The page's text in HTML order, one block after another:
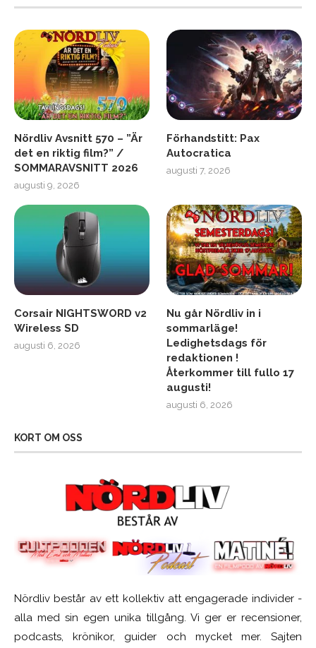
Nördliv Avsnitt 570 – ”Är
det en riktig film?” /
SOMMARAVSNITT 2026
augusti 9, 2026
Förhandstitt: Pax
Autocratica
augusti 7, 2026
Corsair NIGHTSWORD v2
Wireless SD
augusti 6, 2026
Nu går Nördliv in i
sommarläge!
Ledighetsdags för
redaktionen !
Återkommer till fullo 17
augusti!
augusti 6, 2026
KORT OM OSS
Nördliv består av ett kollektiv att engagerade individer -
alla med sin egen unika tillgång. Vi ger er recensioner,
podcasts, krönikor, guider och mycket mer. Sajten